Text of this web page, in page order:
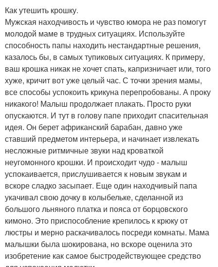
Как утешить крошку.
Мужская находчивость и чувство юмора не раз помогут
молодой маме в трудных ситуациях. Используйте
способность папы находить нестандартные решения,
казалось бы, в самых тупиковых ситуациях. К примеру,
ваш крошка никак не хочет спать, капризничает или, того
хуже, кричит вот уже целый час. С точки зрения мамы,
все способы успокоить крикуна перепробованы. А проку
никакого! Малыш продолжает плакать. Просто руки
опускаются. И тут в голову папе приходит спасительная
идея. Он берет африканский барабан, давно уже
ставший предметом интерьера, и начинает извлекать
несложные ритмичные звуки над кроваткой
неугомонного крошки. И происходит чудо - малыш
успокаивается, прислушивается к новым звукам и
вскоре сладко засыпает. Еще один находчивый папа
укачивал свою дочку в колыбельке, сделанной из
большого льняного платка и пояса от борцовского
кимоно. Это приспособление крепилось к крюку от
люстры и мерно раскачивалось посреди комнаты. Мама
малышки была шокирована, но вскоре оценила это
изобретение как самое быстродействующее средство